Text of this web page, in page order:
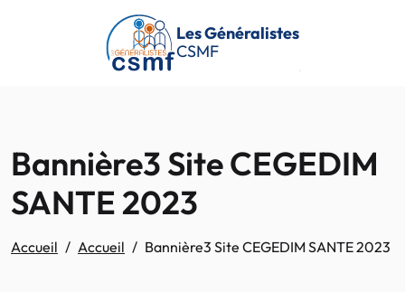
Passer au contenu principal
Les Généralistes
CSMF
Bannière3 Site CEGEDIM
SANTE 2023
Accueil Accueil Bannière3 Site CEGEDIM SANTE 2023